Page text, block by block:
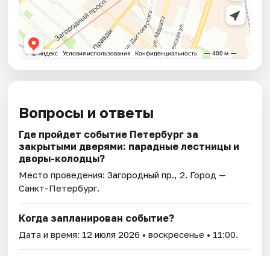
Вопросы и ответы
Где пройдет событие Петербург за
закрытыми дверями: парадные лестницы и
дворы-колодцы?
Место проведения:Загородный пр., 2. Город —
Санкт-Петербург.
Когда запланирован событие?
Дата и время: 12 июля 2026 • воскресенье • 11:00.